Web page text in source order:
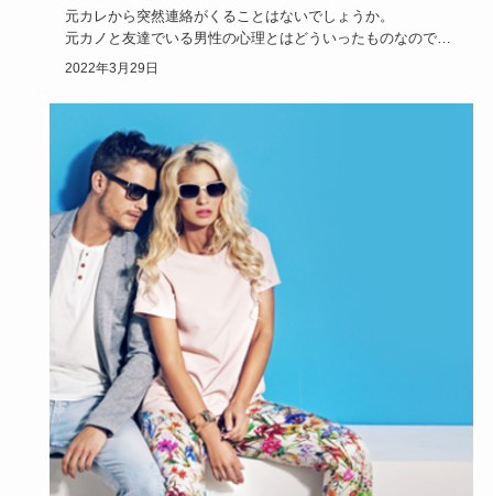
元カレから突然連絡がくることはないでしょうか。
元カノと友達でいる男性の心理とはどういったものなのでし
ょう。
2022年3月29日